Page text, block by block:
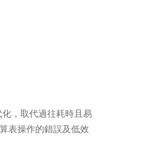
，取代過往耗時且易
表操作的錯誤及低效